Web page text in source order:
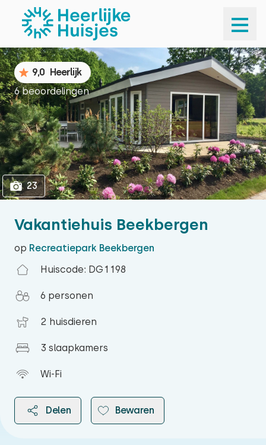
1
Vakantiehuis Beekbergen
op Recreatiepark Beekbergen
Huiscode: DG1198
6 personen
2 huisdieren
3 slaapkamers
Wi-Fi
Delen Bewaren
9,0 Heerlijk
6 beoordelingen
23